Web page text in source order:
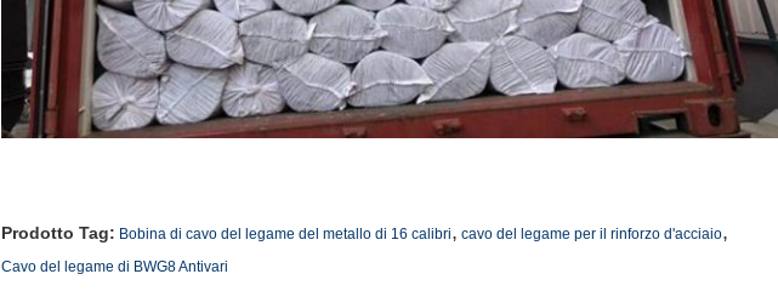
Prodotto Tag: Bobina di cavo del legame del metallo di 16 calibri, cavo del legame per il rinforzo d'acciaio,
Cavo del legame di BWG8 Antivari